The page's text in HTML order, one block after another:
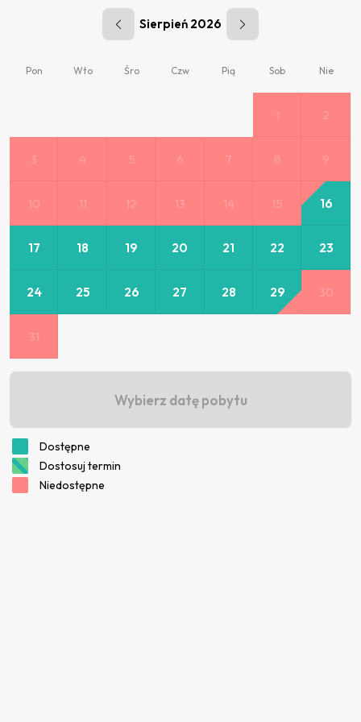
Sierpień 2026
Pon Wto Śro Czw Pią Sob Nie
1 2
3 4 5 6 7 8 9
10 11 12 13 14 15 16
17 18 19 20 21 22 23
24 25 26 27 28 29 30
31
Wybierz datę pobytu
Dostępne
Dostosuj termin
Niedostępne